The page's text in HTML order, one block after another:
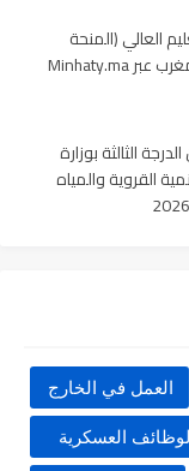
العالي (المنحة
تقني من الدرجة الثالثة بوزارة
القروية والمياه
العمل في الخارج
العسكرية